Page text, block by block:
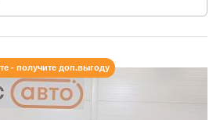
- получите доп.выгоду